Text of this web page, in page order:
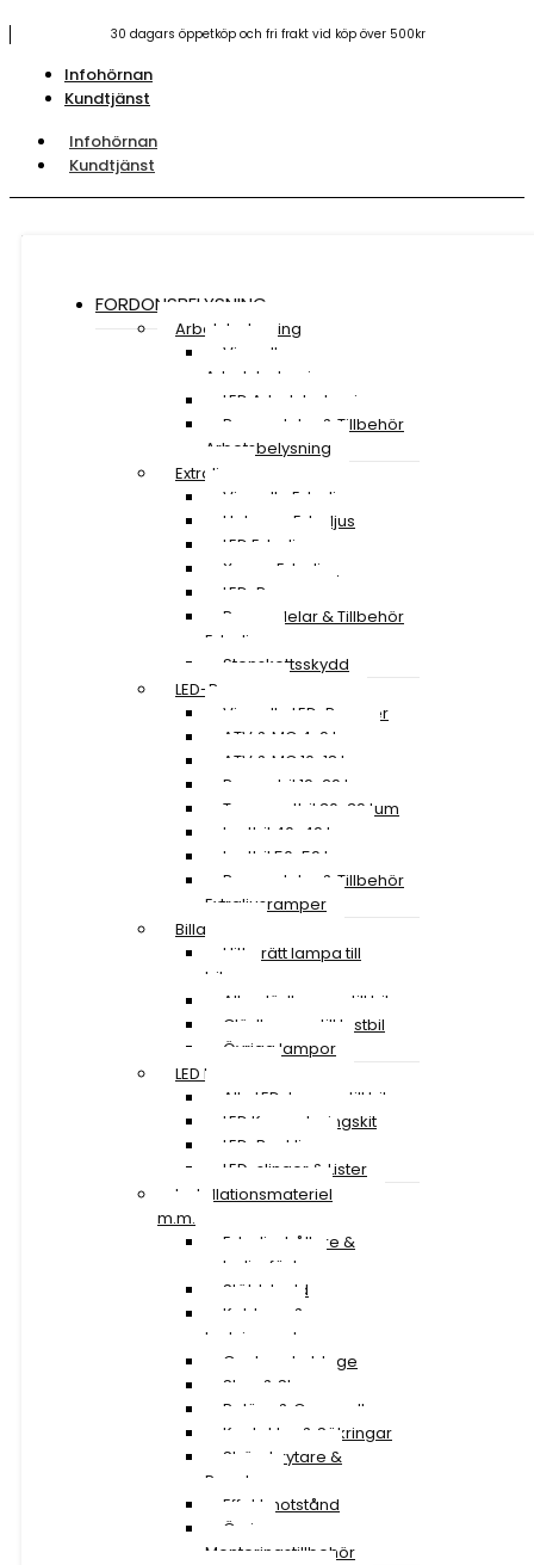
30 dagars öppetköp och fri frakt vid köp över 500kr
Infohörnan
Kundtjänst
Infohörnan
Kundtjänst
FORDONSBELYSNING
Arbetsbelysning
Visa all
Arbetsbelysning
LED Arbetsbelysning
Reservdelar & Tillbehör
Arbetsbelysning
Extraljus
Visa alla Extraljus
Halogen Extraljus
LED Extraljus
Xenon Extraljus
LED-Ramper
Reservdelar & Tillbehör
Extraljus
Stenskottsskydd
LED-Ramper
Visa alla LED-Ramper
ATV & MC 4-9 tum
ATV & MC 10-18 tum
Personbil 19-29 tum
Transportbil 30-39 tum
Lastbil 40-49 tum
Lastbil 50-59 tum
Reservdelar & Tillbehör
Extraljusramper
Billampor
Hitta rätt lampa till
bilen
Alla glödlampor till bil
Glödlampor till lastbil
Övriga lampor
LED Lampor
Alla LED-lampor till bil
LED Konverteringskit
LED-Backljus
LED-slingor & Lister
Installationsmateriel
m.m.
Extraljushållare &
extraljusfäste
Stöldskydd
Kablage &
Ledningssatser
Canbus-kablage
Stag & Skruv
Reläer & Omvandlare
Kontakter & Säkringar
Strömbrytare &
Paneler
Effektmotstånd
Övriga
Monteringstillbehör